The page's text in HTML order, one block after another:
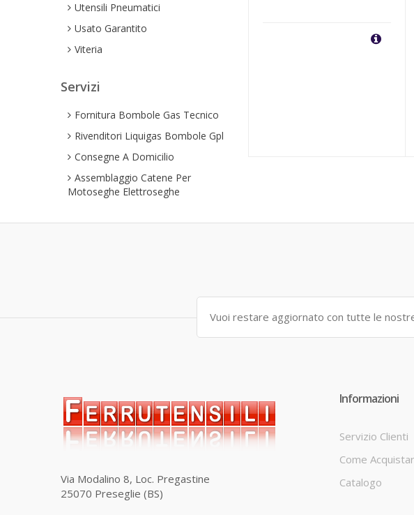
Utensili Pneumatici
Usato Garantito
Viteria
Servizi
Fornitura Bombole Gas Tecnico
Rivenditori Liquigas Bombole Gpl
Consegne A Domicilio
Assemblaggio Catene Per
Motoseghe Elettroseghe
Via Modalino 8, Loc. Pregastine
25070 Preseglie (BS)
Informazioni
Servizio Clienti
Come
Catalogo